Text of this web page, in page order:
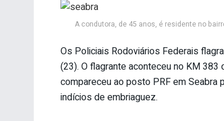
A condutora, de 45 anos, é residente no
Os Policiais Rodoviários Federais
(23). O flagrante aconteceu no KM
compareceu ao posto PRF em
indícios de embriaguez.